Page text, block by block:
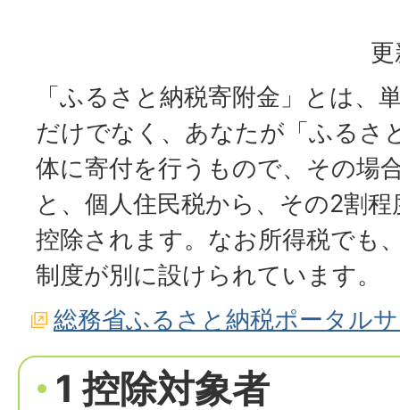
「ふるさと納税寄附金」とは、
だけでなく、あなたが「ふるさ
体に寄付を行うもので、その場
と、個人住民税から、その2割
控除されます。なお所得税でも
制度が別に設けられています。
総務省ふるさと納税ポータル
1 控除対象者